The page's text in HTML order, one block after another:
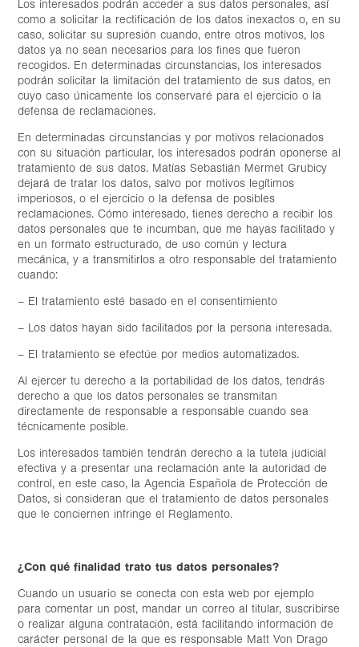
Los interesados podrán acceder a sus datos personales, así
como a solicitar la rectificación de los datos inexactos o, en su
caso, solicitar su supresión cuando, entre otros motivos, los
datos ya no sean necesarios para los fines que fueron
recogidos. En determinadas circunstancias, los interesados
podrán solicitar la limitación del tratamiento de sus datos, en
cuyo caso únicamente los conservaré para el ejercicio o la
defensa de reclamaciones.
En determinadas circunstancias y por motivos relacionados
con su situación particular, los interesados podrán oponerse al
tratamiento de sus datos. Matías Sebastián Mermet Grubicy
dejará de tratar los datos, salvo por motivos legítimos
imperiosos, o el ejercicio o la defensa de posibles
reclamaciones. Cómo interesado, tienes derecho a recibir los
datos personales que te incumban, que me hayas facilitado y
en un formato estructurado, de uso común y lectura
mecánica, y a transmitirlos a otro responsable del tratamiento
cuando:
– El tratamiento esté basado en el consentimiento
– Los datos hayan sido facilitados por la persona interesada.
– El tratamiento se efectúe por medios automatizados.
Al ejercer tu derecho a la portabilidad de los datos, tendrás
derecho a que los datos personales se transmitan
directamente de responsable a responsable cuando sea
técnicamente posible.
Los interesados también tendrán derecho a la tutela judicial
efectiva y a presentar una reclamación ante la autoridad de
control, en este caso, la Agencia Española de Protección de
Datos, si consideran que el tratamiento de datos personales
que le conciernen infringe el Reglamento.
¿Con qué finalidad trato tus datos personales?
Cuando un usuario se conecta con esta web por ejemplo
para comentar un post, mandar un correo al titular, suscribirse
o realizar alguna contratación, está facilitando información de
carácter personal de la que es responsable Matt Von Drago